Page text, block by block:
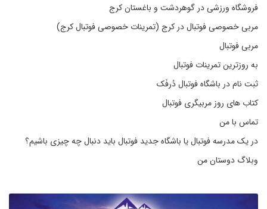
فروشگاه ورزشی در گوهردشت و باغستان کرج
مربی خصوصی فوتبال در کرج (تمرینات خصوصی فوتبال کرج)
مربی فوتبال
به روزترین تمرینات فوتبال
ثبت نام در باشگاه فوتبال دُرفَک
کتاب های روز مربیگری فوتبال
تماس با من
در یک مدرسه فوتبال یا باشگاه جدید فوتبال باید دنبال چه چیزی باشیم؟
وبلاگ دوستان من